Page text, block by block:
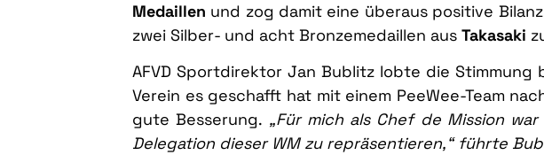
Medaillen und zog damit eine überaus positive
zwei Silber- und acht Bronzemedaillen aus Takasaki
AFVD Sportdirektor Jan Bublitz lobte die Stimmung
Verein es geschafft hat mit einem PeeWee-Team
gute Besserung. „Für mich als Chef de Mission
Delegation dieser WM zu repräsentieren,“ führte